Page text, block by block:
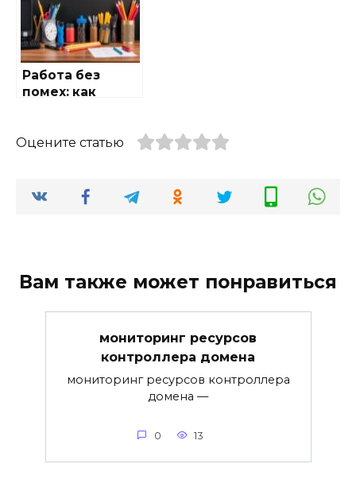
Работа без
помех: как
с умом и вкусом
Оцените статью
Вам также может понравиться
мониторинг ресурсов
контроллера домена
мониторинг ресурсов контроллера
домена —
0 13